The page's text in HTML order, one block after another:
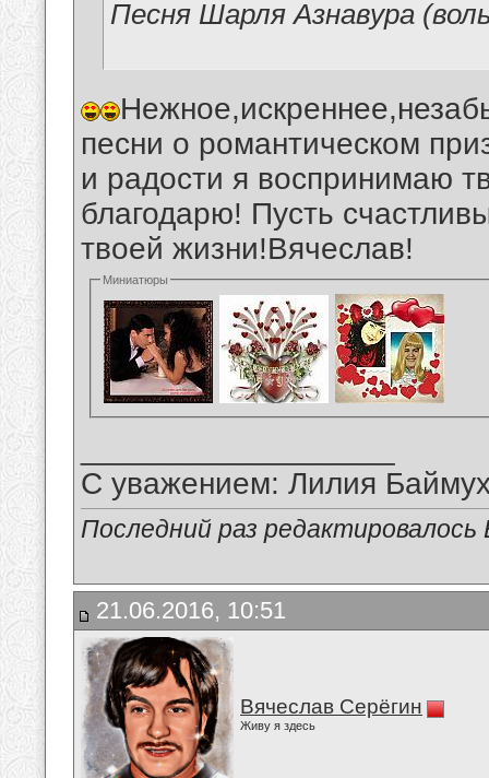
Песня Шарля Азнавура
песни о романтическом
и радости я воспринимаю
благодарю! Пусть
твоей жизни!Вячеслав!
Миниатюры
С уважением: Лилия
Последний раз
21.06.2016, 10:51
Вячеслав Серёгин
Живу я здесь